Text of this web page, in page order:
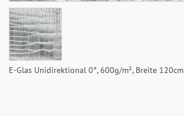
E-Glas Unidirektional 0°, 600g/m², Breite 120cm